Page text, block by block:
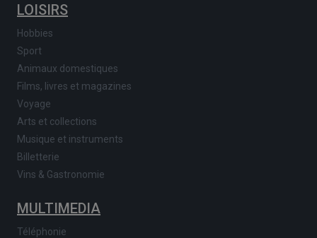
LOISIRS
Hobbies
Sport
Animaux domestiques
Films, livres et magazines
Voyage
Arts et collections
Musique et instruments
Billetterie
Vins & Gastronomie
MULTIMEDIA
Téléphonie